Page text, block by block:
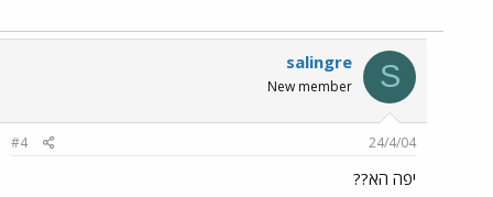
S
salingre
New member
24/4/04
#4
יפה הא??